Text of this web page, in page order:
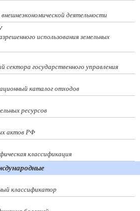
деятельности
использования земельных
сектора государственного управления
каталог отходов
ресурсов
актов РФ
классификация
классификатор